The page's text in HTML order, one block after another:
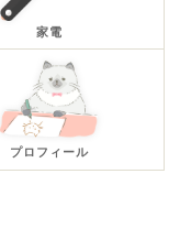
家電
プロフィール